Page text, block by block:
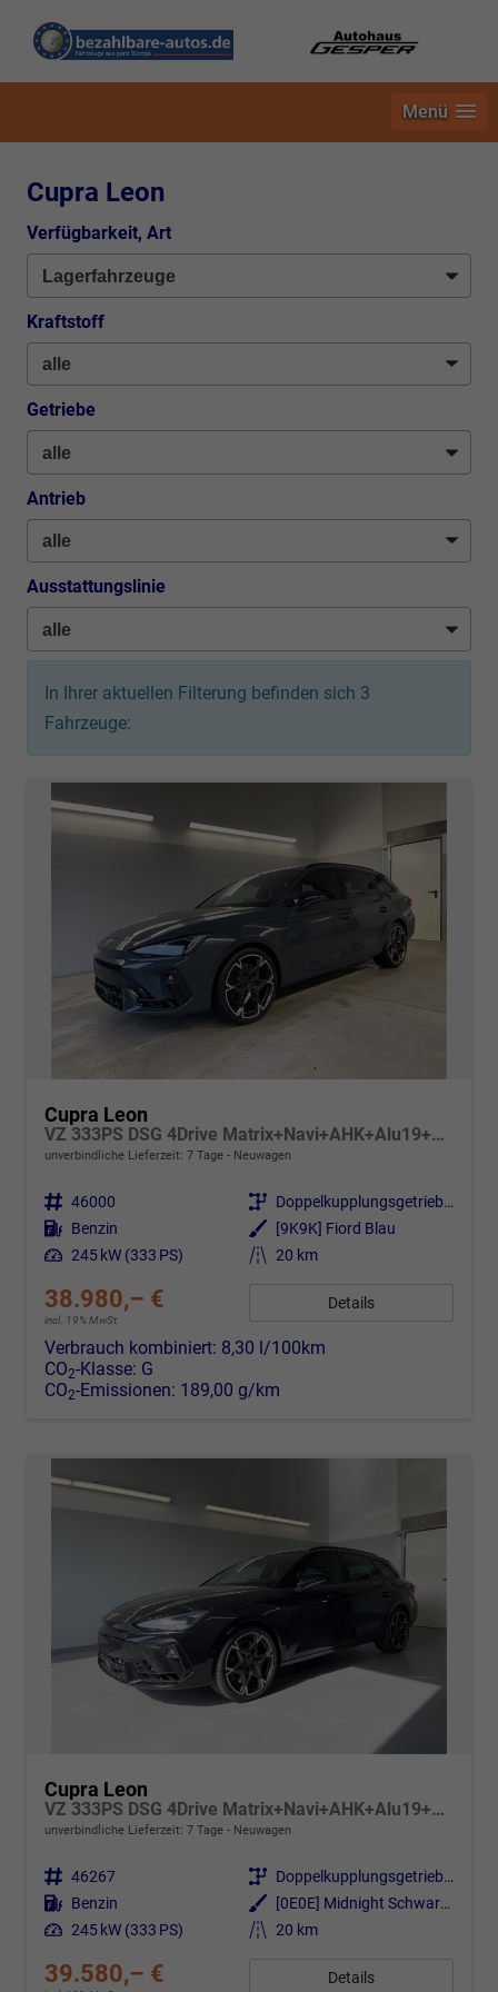
Menü
Cupra Leon
Verfügbarkeit, Art
Kraftstoff
Getriebe
Antrieb
Ausstattungslinie
In Ihrer aktuellen Filterung befinden sich 3
Fahrzeuge:
Cupra Leon
VZ 333PS DSG 4Drive Matrix+Navi+AHK+Alu19+Sitzheiz+IntelligentDrive
unverbindliche Lieferzeit: 7 Tage Neuwagen
Fahrzeugnr. 46000 Getriebe
Doppelkupplungsgetriebe (DSG)
Kraftstoff Benzin Außenfarbe [9K9K] Fiord Blau
Leistung 245 kW (333 PS) Kilometerstand 20 km
38.980,– €
incl. 19% MwSt.
Details
Verbrauch kombiniert: 8,30 l/100km
CO2-Klasse: G
CO2-Emissionen: 189,00 g/km
Cupra Leon
VZ 333PS DSG 4Drive Matrix+Navi+AHK+Alu19+Sitzheiz+IntelligentDrive
unverbindliche Lieferzeit: 7 Tage Neuwagen
Fahrzeugnr. 46267 Getriebe
Doppelkupplungsgetriebe (DSG)
Kraftstoff Benzin Außenfarbe
[0E0E] Midnight Schwarz Metallic
Leistung 245 kW (333 PS) Kilometerstand 20 km
39.580,– € Details